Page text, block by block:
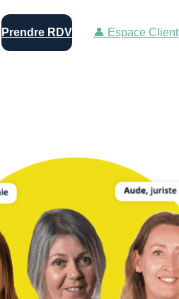
Prendre RDV 👤 Espace Client